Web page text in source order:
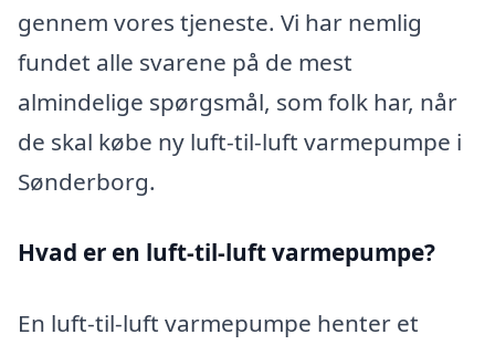
gennem vores tjeneste. Vi har nemlig
fundet alle svarene på de mest
almindelige spørgsmål, som folk har, når
de skal købe ny luft-til-luft varmepumpe i
Sønderborg.
Hvad er en luft-til-luft varmepumpe?
En luft-til-luft varmepumpe henter et